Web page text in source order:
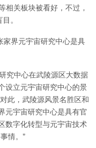
相关板块被看好，不过，
。
家界元宇宙研究中心是具
究中心在武陵源区大数据
设立元宇宙研究中心的景
此，武陵源风景名胜区和
元宇宙研究中心是具有官
数字化转型与元宇宙技术
情。”